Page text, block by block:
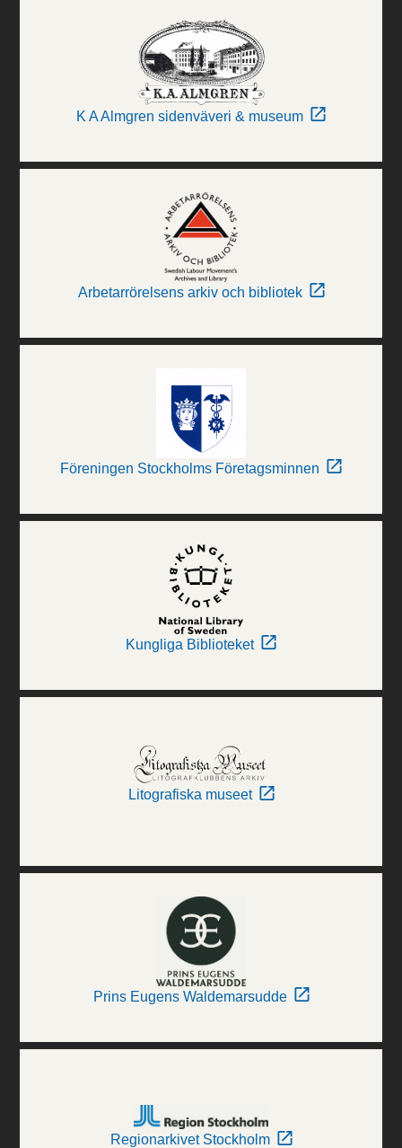
K A Almgren sidenväveri & museum
Arbetarrörelsens arkiv och bibliotek
Föreningen Stockholms Företagsminnen
Kungliga Biblioteket
Litografiska museet
Prins Eugens Waldemarsudde
Regionarkivet Stockholm